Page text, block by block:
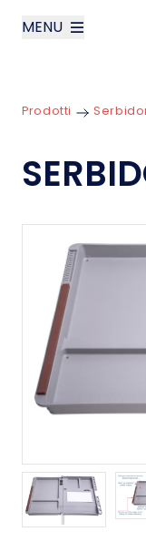
MENU
Prodotti
Contatti
English
Prodotti